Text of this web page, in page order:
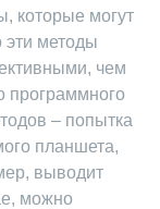
которые могут
эти методы
чем
программного
– попытка
планшета,
выводит
можно